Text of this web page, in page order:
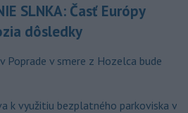
SLNKA: Časť Európy
dôsledky
Poprade v smere z Hozelca bude
k využitiu bezplatného parkoviska v